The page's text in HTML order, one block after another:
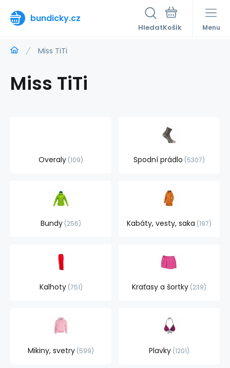
bundicky.cz
Hledat Menu
Miss TiTi
Miss TiTi
Overaly 109 Spodní prádlo 5307
Bundy 256 Kabáty, vesty, saka 197
Kalhoty 751 Kraťasy a šortky 239
Mikiny, svetry 599 Plavky 1201